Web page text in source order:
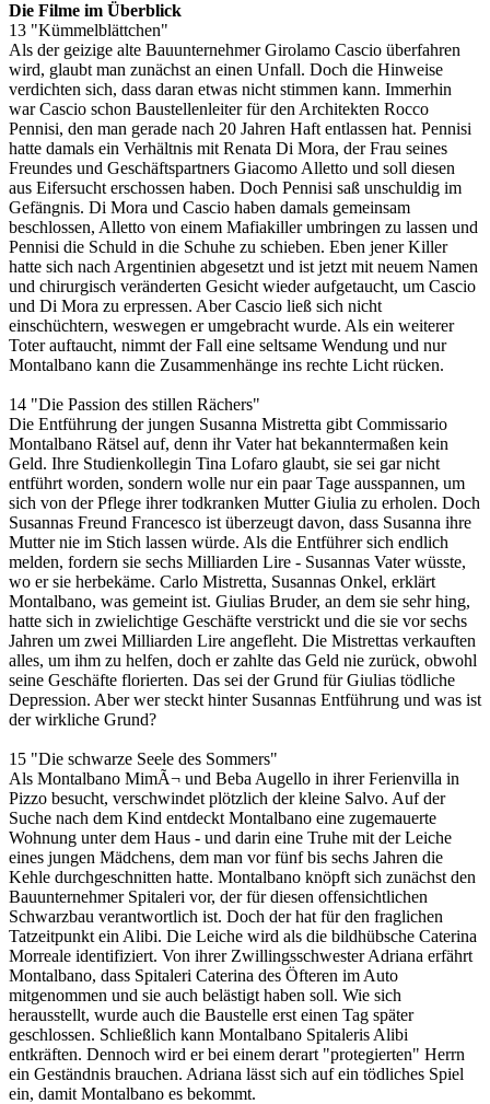
Die Filme im Überblick
13 "Kümmelblättchen"
Als der geizige alte Bauunternehmer Girolamo Cascio überfahren
wird, glaubt man zunächst an einen Unfall. Doch die Hinweise
verdichten sich, dass daran etwas nicht stimmen kann. Immerhin
war Cascio schon Baustellenleiter für den Architekten Rocco
Pennisi, den man gerade nach 20 Jahren Haft entlassen hat. Pennisi
hatte damals ein Verhältnis mit Renata Di Mora, der Frau seines
Freundes und Geschäftspartners Giacomo Alletto und soll diesen
aus Eifersucht erschossen haben. Doch Pennisi saß unschuldig im
Gefängnis. Di Mora und Cascio haben damals gemeinsam
beschlossen, Alletto von einem Mafiakiller umbringen zu lassen und
Pennisi die Schuld in die Schuhe zu schieben. Eben jener Killer
hatte sich nach Argentinien abgesetzt und ist jetzt mit neuem Namen
und chirurgisch veränderten Gesicht wieder aufgetaucht, um Cascio
und Di Mora zu erpressen. Aber Cascio ließ sich nicht
einschüchtern, weswegen er umgebracht wurde. Als ein weiterer
Toter auftaucht, nimmt der Fall eine seltsame Wendung und nur
Montalbano kann die Zusammenhänge ins rechte Licht rücken.
14 "Die Passion des stillen Rächers"
Die Entführung der jungen Susanna Mistretta gibt Commissario
Montalbano Rätsel auf, denn ihr Vater hat bekanntermaßen kein
Geld. Ihre Studienkollegin Tina Lofaro glaubt, sie sei gar nicht
entführt worden, sondern wolle nur ein paar Tage ausspannen, um
sich von der Pflege ihrer todkranken Mutter Giulia zu erholen. Doch
Susannas Freund Francesco ist überzeugt davon, dass Susanna ihre
Mutter nie im Stich lassen würde. Als die Entführer sich endlich
melden, fordern sie sechs Milliarden Lire - Susannas Vater wüsste,
wo er sie herbekäme. Carlo Mistretta, Susannas Onkel, erklärt
Montalbano, was gemeint ist. Giulias Bruder, an dem sie sehr hing,
hatte sich in zwielichtige Geschäfte verstrickt und die sie vor sechs
Jahren um zwei Milliarden Lire angefleht. Die Mistrettas verkauften
alles, um ihm zu helfen, doch er zahlte das Geld nie zurück, obwohl
seine Geschäfte florierten. Das sei der Grund für Giulias tödliche
Depression. Aber wer steckt hinter Susannas Entführung und was ist
der wirkliche Grund?
15 "Die schwarze Seele des Sommers"
Als Montalbano MimÃ¬ und Beba Augello in ihrer Ferienvilla in
Pizzo besucht, verschwindet plötzlich der kleine Salvo. Auf der
Suche nach dem Kind entdeckt Montalbano eine zugemauerte
Wohnung unter dem Haus - und darin eine Truhe mit der Leiche
eines jungen Mädchens, dem man vor fünf bis sechs Jahren die
Kehle durchgeschnitten hatte. Montalbano knöpft sich zunächst den
Bauunternehmer Spitaleri vor, der für diesen offensichtlichen
Schwarzbau verantwortlich ist. Doch der hat für den fraglichen
Tatzeitpunkt ein Alibi. Die Leiche wird als die bildhübsche Caterina
Morreale identifiziert. Von ihrer Zwillingsschwester Adriana erfährt
Montalbano, dass Spitaleri Caterina des Öfteren im Auto
mitgenommen und sie auch belästigt haben soll. Wie sich
herausstellt, wurde auch die Baustelle erst einen Tag später
geschlossen. Schließlich kann Montalbano Spitaleris Alibi
entkräften. Dennoch wird er bei einem derart "protegierten" Herrn
ein Geständnis brauchen. Adriana lässt sich auf ein tödliches Spiel
ein, damit Montalbano es bekommt.